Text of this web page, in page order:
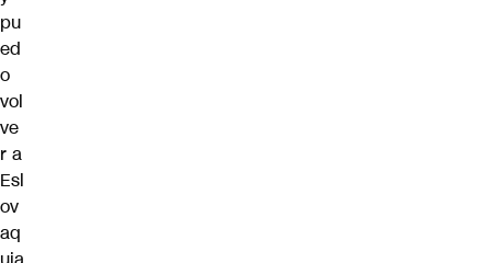
pu
ed
o
vol
ve
r a
Esl
ov
aq